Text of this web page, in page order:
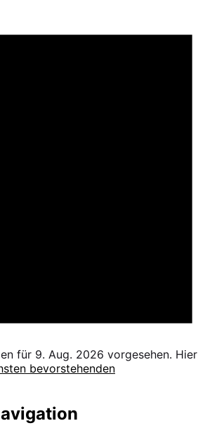
für 9. Aug. 2026 vorgesehen. Hier
bevorstehenden